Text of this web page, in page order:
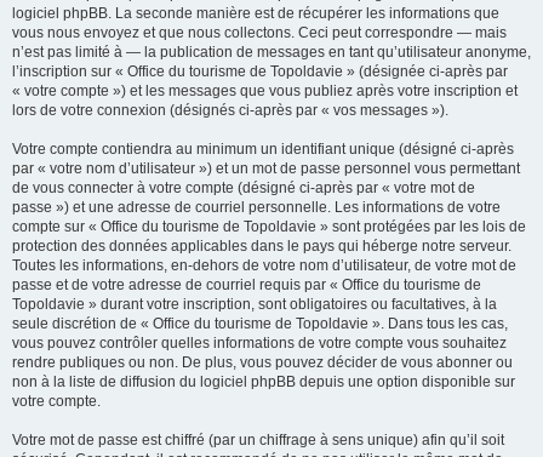
logiciel phpBB. La seconde manière est de récupérer les informations que
vous nous envoyez et que nous collectons. Ceci peut correspondre — mais
n’est pas limité à — la publication de messages en tant qu’utilisateur anonyme,
l’inscription sur « Office du tourisme de Topoldavie » (désignée ci-après par
« votre compte ») et les messages que vous publiez après votre inscription et
lors de votre connexion (désignés ci-après par « vos messages »).
Votre compte contiendra au minimum un identifiant unique (désigné ci-après
par « votre nom d’utilisateur ») et un mot de passe personnel vous permettant
de vous connecter à votre compte (désigné ci-après par « votre mot de
passe ») et une adresse de courriel personnelle. Les informations de votre
compte sur « Office du tourisme de Topoldavie » sont protégées par les lois de
protection des données applicables dans le pays qui héberge notre serveur.
Toutes les informations, en-dehors de votre nom d’utilisateur, de votre mot de
passe et de votre adresse de courriel requis par « Office du tourisme de
Topoldavie » durant votre inscription, sont obligatoires ou facultatives, à la
seule discrétion de « Office du tourisme de Topoldavie ». Dans tous les cas,
vous pouvez contrôler quelles informations de votre compte vous souhaitez
rendre publiques ou non. De plus, vous pouvez décider de vous abonner ou
non à la liste de diffusion du logiciel phpBB depuis une option disponible sur
votre compte.
Votre mot de passe est chiffré (par un chiffrage à sens unique) afin qu’il soit